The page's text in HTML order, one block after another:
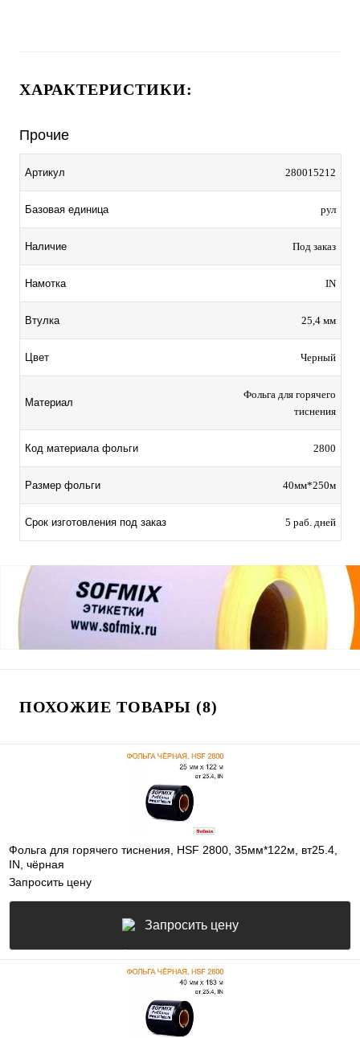
ХАРАКТЕРИСТИКИ:
Прочие
Артикул 280015212
Базовая единица рул
Наличие Под заказ
Намотка IN
Втулка 25,4 мм
Цвет Черный
Материал
Фольга для горячего
тиснения
Код материала фольги 2800
Размер фольги 40мм*250м
Срок изготовления под заказ 5 раб. дней
ПОХОЖИЕ ТОВАРЫ (8)
Фольга для горячего тиснения, HSF 2800, 35мм*122м, вт25.4,
IN, чёрная
Запросить цену
Запросить цену